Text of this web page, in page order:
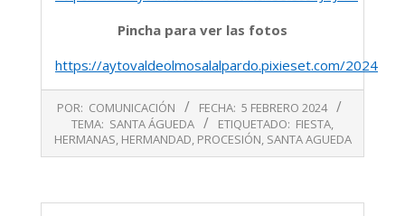
Pincha para ver las fotos
https://aytovaldeolmosalalpardo.pixieset.com/
02-
05
POR: COMUNICACIÓN FECHA: 5 FEBRERO 2024
TEMA: SANTA ÁGUEDA ETIQUETADO: FIESTA,
HERMANAS, HERMANDAD, PROCESIÓN, SANTA AGUEDA